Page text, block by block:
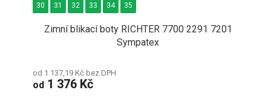
Zimní blikací boty RICHTER 7700 2291 7201
Sympatex
od 1 137,19 Kč bez DPH
od 1 376 Kč
30 31 32 33 34 35